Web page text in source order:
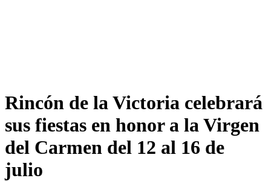
Rincón de la Victoria celebrará
sus fiestas en honor a la Virgen
del Carmen del 12 al 16 de
julio